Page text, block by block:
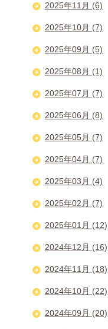
2025年11月 (6)
2025年10月 (7)
2025年09月 (5)
2025年08月 (1)
2025年07月 (7)
2025年06月 (8)
2025年05月 (7)
2025年04月 (7)
2025年03月 (4)
2025年02月 (7)
2025年01月 (12)
2024年12月 (16)
2024年11月 (18)
2024年10月 (22)
2024年09月 (20)